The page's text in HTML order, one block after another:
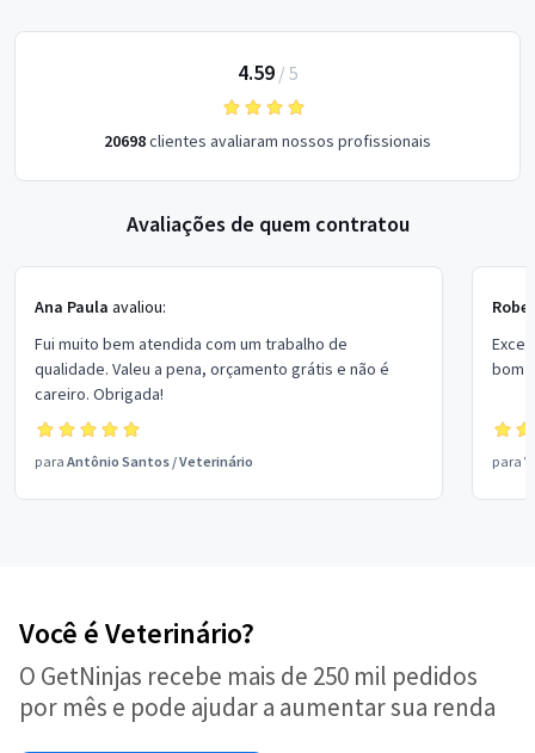
4.59/ 5
20698clientes avaliaram nossos profissionais
Avaliações de quem contratou
Ana Paula avaliou:
Fui muito bem atendida com um trabalho de
qualidade. Valeu a pena, orçamento grátis e não é
careiro. Obrigada!
para Antônio Santos /Veterinário
bom
para
Você é Veterinário?
O GetNinjas recebe mais de 250 mil pedidos
por mês e pode ajudar a aumentar sua renda